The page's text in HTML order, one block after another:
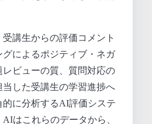
講生からの評価コメント
グによるポジティブ・ネガ
ビューの質、質問対応の
した受講生の学習進捗へ
に分析するAI評価システ
はこれらのデータから、